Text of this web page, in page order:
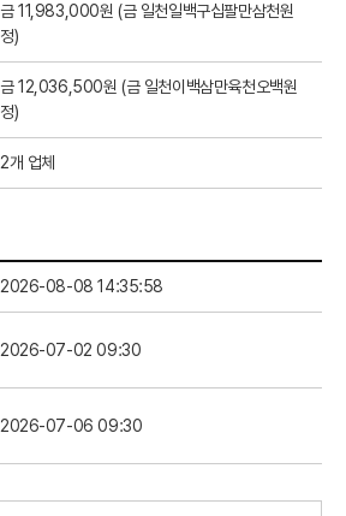
금 11,983,000원 (금 일천일백구십팔만삼천원
정)
금 12,036,500원 (금 일천이백삼만육천오백원
정)
2개 업체
2026-08-08 14:35:58
2026-07-02 09:30
2026-07-06 09:30